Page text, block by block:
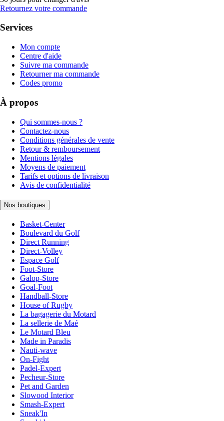
Retournez votre commande
Services
Mon compte
Centre d'aide
Suivre ma commande
Retourner ma commande
Codes promo
À propos
Qui sommes-nous ?
Contactez-nous
Conditions générales de vente
Retour & remboursement
Mentions légales
Moyens de paiement
Tarifs et options de livraison
Avis de confidentialité
Nos boutiques
Basket-Center
Boulevard du Golf
Direct Running
Direct-Volley
Espace Golf
Foot-Store
Galop-Store
Goal-Foot
Handball-Store
House of Rugby
La bagagerie du Motard
La sellerie de Maé
Le Motard Bleu
Made in Paradis
Nauti-wave
On-Fight
Padel-Expert
Pecheur-Store
Pet and Garden
Slowood Interior
Smash-Expert
Sneak'In